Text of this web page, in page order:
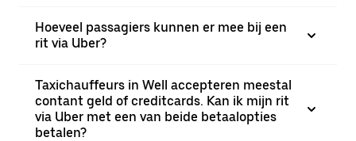
Hoeveel passagiers kunnen er mee bij een
rit via Uber?
Taxichauffeurs in Well accepteren meestal
contant geld of creditcards. Kan ik mijn rit
via Uber met een van beide betaalopties
betalen?